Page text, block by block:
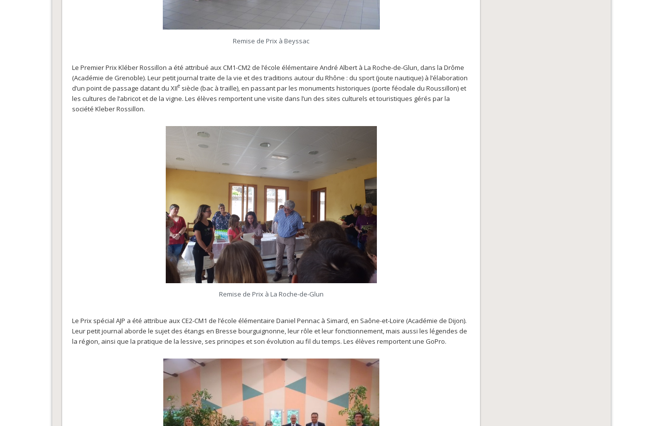
Remise de Prix à Beyssac
Le Premier Prix Kléber Rossillon a été attribué aux CM1-CM2 de l’école élémentaire André Albert à La Roche-de-Glun, dans la Drôme
(Académie de Grenoble). Leur petit journal traite de la vie et des traditions autour du Rhône : du sport (joute nautique) à l’élaboration
d’un point de passage datant du XIIesiècle (bac à traille), en passant par les monuments historiques (porte féodale du Roussillon) et
les cultures de l’abricot et de la vigne. Les élèves remportent une visite dans l’un des sites culturels et touristiques gérés par la
société Kleber Rossillon.
Remise de Prix à La Roche-de-Glun
Le Prix spécial AJP a été attribue aux CE2-CM1 de l’école élémentaire Daniel Pennac à Simard, en Saône-et-Loire (Académie de Dijon).
Leur petit journal aborde le sujet des étangs en Bresse bourguignonne, leur rôle et leur fonctionnement, mais aussi les légendes de
la région, ainsi que la pratique de la lessive, ses principes et son évolution au fil du temps. Les élèves remportent une GoPro.